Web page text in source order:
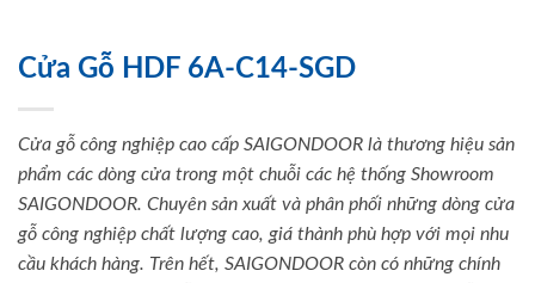
Cửa Gỗ HDF 6A-C14-SGD
Cửa gỗ công nghiệp cao cấp SAIGONDOOR là thương hiệu sản
phẩm các dòng cửa trong một chuỗi các hệ thống Showroom
SAIGONDOOR. Chuyên sản xuất và phân phối những dòng cửa
gỗ công nghiệp chất lượng cao, giá thành phù hợp với mọi nhu
cầu khách hàng. Trên hết, SAIGONDOOR còn có những chính